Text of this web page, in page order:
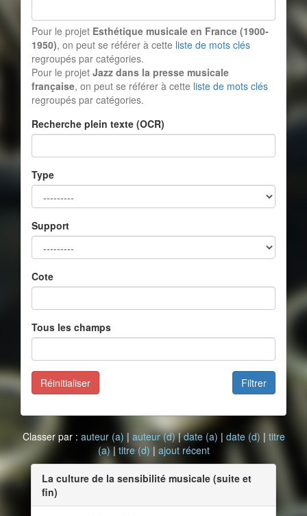
Pour le projet Esthétique musicale en France (1900-
1950), on peut se référer à cette liste de mots clés
regroupés par catégories.
Pour le projet Jazz dans la presse musicale
française, on peut se référer à cette liste de mots clés
regroupés par catégories.
Recherche plein texte (OCR)
Type
Support
Cote
Tous les champs
Filtrer
Réinitialiser
Classer par : auteur (a) | auteur (d)|date (a) | date (d) | titre
(a)| titre (d) | ajout récent
La culture de la sensibilité musicale (suite et
fin)